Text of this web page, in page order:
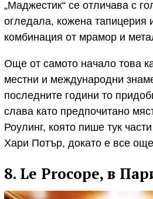
„Маджестик“ се отличава с
огледала, кожена тапицерия
комбинация от мрамор и
Още от самото начало това
местни и международни
последните години то
слава като предпочитано
Роулинг, която пише тук
Хари Потър, докато е все
8. Le Procope, в